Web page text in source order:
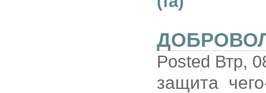
Posted Втр,
защита